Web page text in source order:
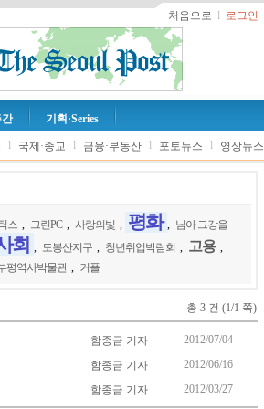
처음으로 l 로그인
간 기획·Series
l 국제·종교 l 금융·부동산 l 포토뉴스 l 영상뉴스
스 그린PC 사랑의빛 평화
님아 그강을
회 도봉산지구 청년취업박람회 고용
평역사박물관 커플
총 3 건 (1/1 쪽)
함종금 기자
2012/07/04
함종금 기자
2012/06/16
함종금 기자 2012/03/27